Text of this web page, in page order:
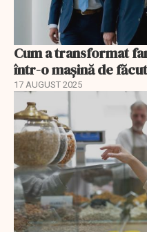
Cum a transformat
într-o mașină de
17 AUGUST 2025